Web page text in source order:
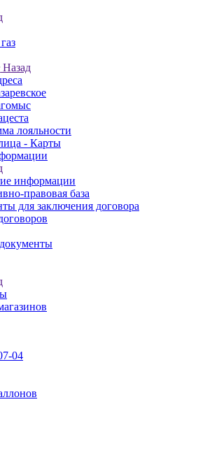
Назад
лояльности
- Карты
информации
правовая база
для заключения договора
04